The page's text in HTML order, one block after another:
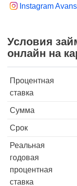
Instagram
Условия
онлайн на
Процентная
ставка
Сумма
Срок
Реальная
годовая
процентная
ставка